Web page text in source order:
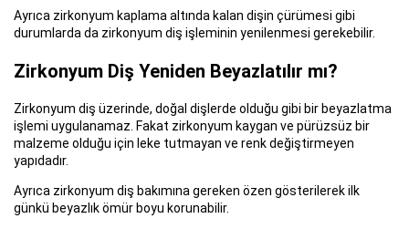
Ayrıca zirkonyum kaplama altında kalan dişin çürümesi gibi
durumlarda da zirkonyum diş işleminin yenilenmesi gerekebilir.
Zirkonyum Diş Yeniden Beyazlatılır mı?
Zirkonyum diş üzerinde, doğal dişlerde olduğu gibi bir beyazlatma
işlemi uygulanamaz. Fakat zirkonyum kaygan ve pürüzsüz bir
malzeme olduğu için leke tutmayan ve renk değiştirmeyen
yapıdadır.
Ayrıca zirkonyum diş bakımına gereken özen gösterilerek ilk
günkü beyazlık ömür boyu korunabilir.